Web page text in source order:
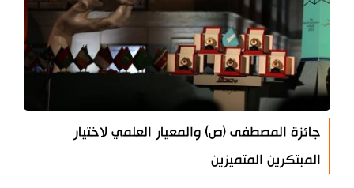
جائزة المصطفى (ص) والمعيار العلمي لاختيار
المبتكرين المتميزين